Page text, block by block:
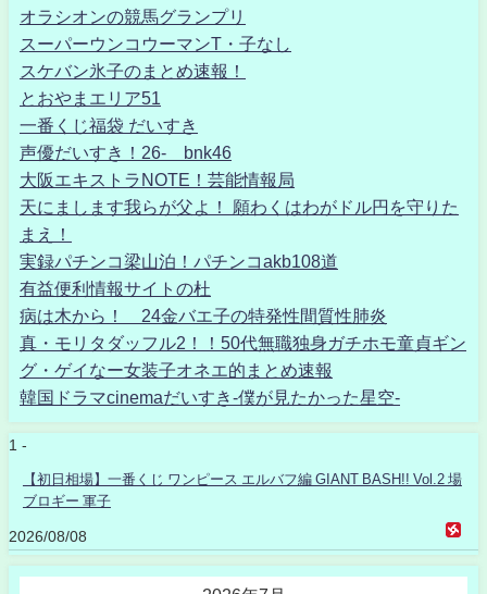
オラシオンの競馬グランプリ
スーパーウンコウーマンT・子なし
スケバン氷子のまとめ速報！
とおやまエリア51
一番くじ福袋 だいすき
声優だいすき！26- bnk46
大阪エキストラNOTE！芸能情報局
天にまします我らが父よ！ 願わくはわがドル円を守りた
まえ！
実録パチンコ梁山泊！パチンコakb108道
有益便利情報サイトの杜
病は木から！ 24金バエ子の特発性間質性肺炎
真・モリタダッフル2！！50代無職独身ガチホモ童貞ギン
グ・ゲイなー女装子オネエ的まとめ速報
韓国ドラマcinemaだいすき-僕が見たかった星空-
1 -
【初日相場】一番くじ ワンピース エルバフ編 GIANT BASH!! Vol.2 場
ブロギー 軍子
2026/08/08